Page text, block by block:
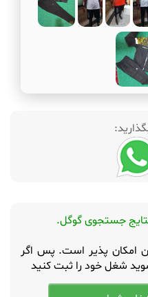
جستجوی گوگل.
امکان پذیر است. پس اگر
شغل خود را ثبت کنید